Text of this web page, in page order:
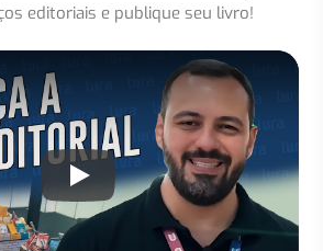
editoriais e publique seu livro!